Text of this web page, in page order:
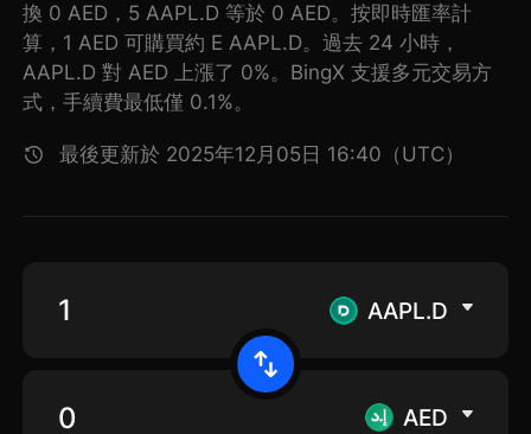
換 0 AED，5 AAPL.D 等於 0 AED。按即時匯率計
算，1 AED 可購買約 E AAPL.D。過去 24 小時，
AAPL.D 對 AED 上漲了 0%。BingX 支援多元交易方
式，手續費最低僅 0.1%。
最後更新於 2025年12月05日 16:40（UTC）
AAPL.D
AED